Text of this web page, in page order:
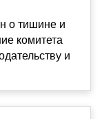
о тишине и
комитета
и